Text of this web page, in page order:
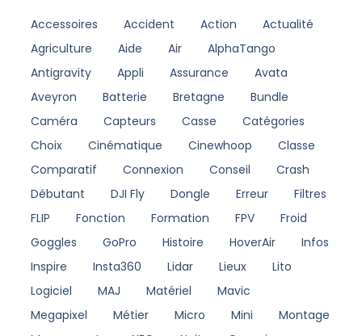
Accessoires Accident Action
Actualité
Agriculture
Aide Air
AlphaTango
Antigravity
Appli Assurance
Avata
Aveyron
Batterie Bretagne
Bundle
Caméra
Capteurs Casse
Catégories
Choix
Cinématique Cinewhoop
Classe
Comparatif
Connexion Conseil
Crash
Débutant
DJI Fly Dongle Erreur
Filtres
FLIP
Fonction Formation FPV
Froid
Goggles
GoPro Histoire HoverAir
Infos
Inspire
Insta360 Lidar Lieux
Lito
Logiciel
MAJ Matériel
Mavic
Megapixel
Métier Micro Mini
Montage